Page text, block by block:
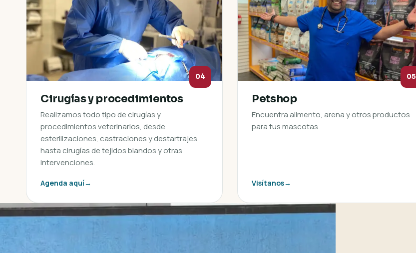
04
Cirugías y procedimientos
Realizamos todo tipo de cirugías y
procedimientos veterinarios, desde
esterilizaciones, castraciones y destartrajes
hasta cirugías de tejidos blandos y otras
intervenciones.
Agenda aquí→
05
Petshop
Encuentra alimento, arena y otros productos
para tus mascotas.
Visítanos→